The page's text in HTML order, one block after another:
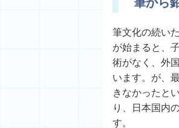
筆文化の続い
が始まると、
術がなく、外
います。が、
きなかったと
り、日本国内
す。